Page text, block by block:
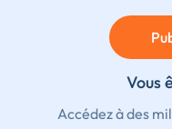
Vous
Accédez à des